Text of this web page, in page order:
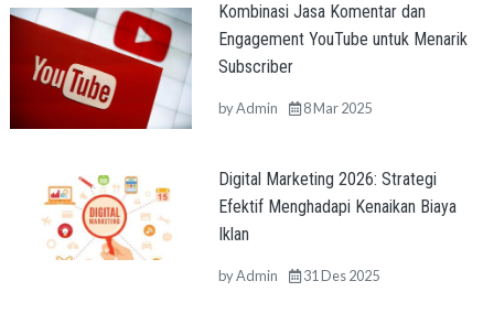
Kombinasi Jasa Komentar dan
Engagement YouTube untuk Menarik
Subscriber
byAdmin 8 Mar 2025
Digital Marketing 2026: Strategi
Efektif Menghadapi Kenaikan Biaya
Iklan
byAdmin 31 Des 2025